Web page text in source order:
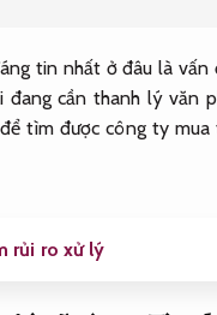
tin nhất ở đâu là vấn
đang cần thanh lý văn
tìm được công ty
rủi ro xử lý